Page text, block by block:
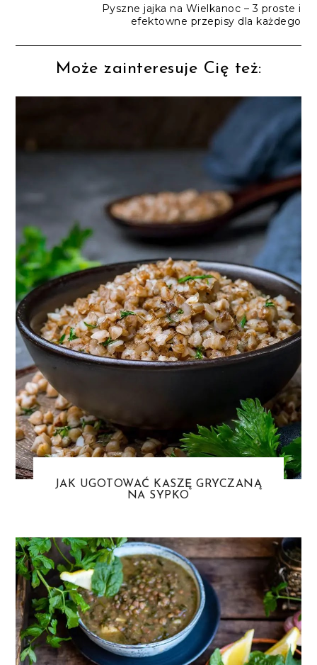
Pyszne jajka na Wielkanoc – 3 proste i
efektowne przepisy dla każdego
Może zainteresuje Cię też:
JAK UGOTOWAĆ KASZĘ GRYCZANĄ
NA SYPKO